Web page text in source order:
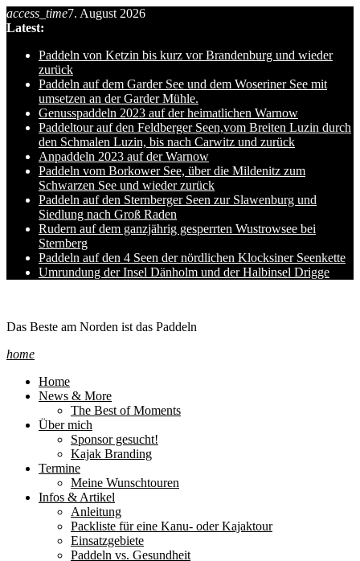
Skip
to
content
access_time7. August 2026
Latest:
Paddeln von Ketzin bis kurz vor Brandenburg und wieder
zurück
Paddeln auf dem Garder See und dem Woseriner See mit
umsetzen an der Garder Mühle.
Genusspaddeln 2023 auf der heimatlichen Warnow
Paddeltour auf den Feldberger Seen,vom Breiten Luzin durch
den Schmalen Luzin, bis nach Carwitz und zurück
Anpaddeln 2023 auf der Warnow
Paddeln vom Borkower See, über die Mildenitz zum
Schwarzen See und wieder zurück
Paddeln auf den Sternberger Seen zur Slawenburg und
Siedlung nach Groß Raden
Rudern auf dem ganzjährig gesperrten Wustrowsee bei
Sternberg
Paddeln auf den 4 Seen der nördlichen Klocksiner Seenkette
Umrundung der Insel Dänholm und der Halbinsel Drigge
Das Beste am Norden ist das Paddeln
home
Home
News & More
The Best of Moments
Über mich
Sponsor gesucht!
Kajak Branding
Termine
Meine Wunschtouren
Infos & Artikel
Anleitung
Packliste für eine Kanu- oder Kajaktour
Einsatzgebiete
Paddeln vs. Gesundheit